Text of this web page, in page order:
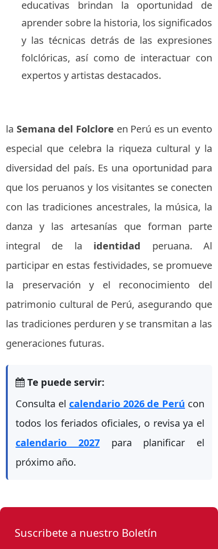
educativas brindan la oportunidad de
aprender sobre la historia, los significados
y las técnicas detrás de las expresiones
folclóricas, así como de interactuar con
expertos y artistas destacados.
la Semana del Folclore en Perú es un evento
especial que celebra la riqueza cultural y la
diversidad del país. Es una oportunidad para
que los peruanos y los visitantes se conecten
con las tradiciones ancestrales, la música, la
danza y las artesanías que forman parte
integral de la identidad peruana. Al
participar en estas festividades, se promueve
la preservación y el reconocimiento del
patrimonio cultural de Perú, asegurando que
las tradiciones perduren y se transmitan a las
generaciones futuras.
Te puede servir:
Consulta el calendario 2026 de Perú con
todos los feriados oficiales, o revisa ya el
calendario 2027para planificar el
próximo año.
Suscribete a nuestro Boletín